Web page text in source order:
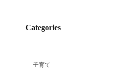
Categories
子育て